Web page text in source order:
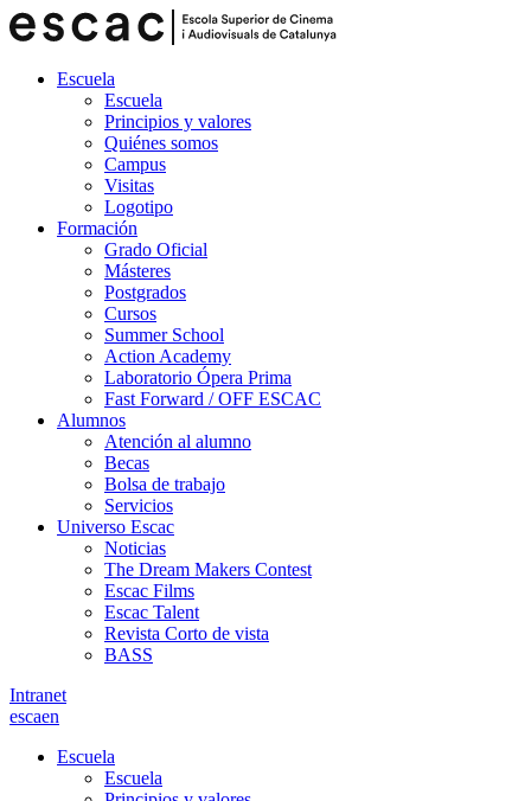
Escuela
Escuela
Principios y valores
Quiénes somos
Campus
Visitas
Logotipo
Formación
Grado Oficial
Másteres
Postgrados
Cursos
Summer School
Action Academy
Laboratorio Ópera Prima
Fast Forward / OFF ESCAC
Alumnos
Atención al alumno
Becas
Bolsa de trabajo
Servicios
Universo Escac
Noticias
The Dream Makers Contest
Escac Films
Escac Talent
Revista Corto de vista
BASS
Intranet
escaen
Escuela
Escuela